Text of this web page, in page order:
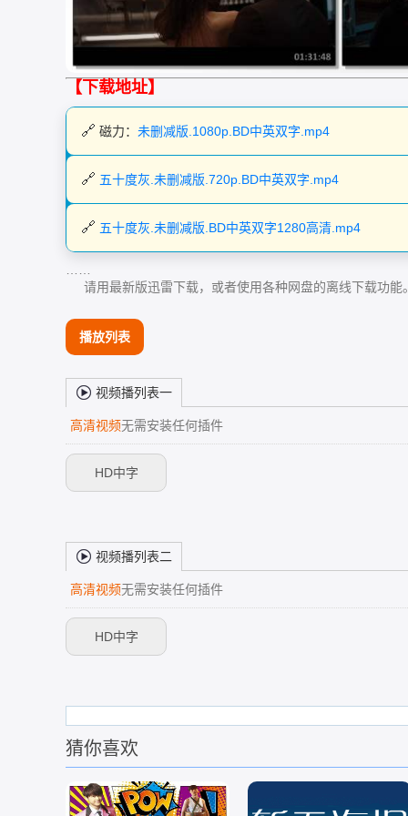
【下载地址】
磁力： 未删减版.1080p.BD中英双字.mp4
五十度灰.未删减版.720p.BD中英双字.mp4
五十度灰.未删减版.BD中英双字1280高清.mp4
请用最新版迅雷下载，或者使用各种网盘的离线下载功能
播放列表
视频播列表一
高清视频无需安装任何插件
HD中字
视频播列表二
高清视频无需安装任何插件
HD中字
猜你喜欢